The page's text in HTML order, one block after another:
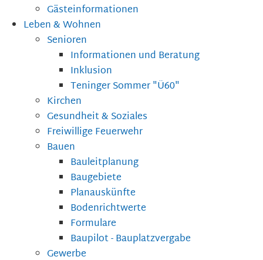
Gästeinformationen
Leben & Wohnen
Senioren
Informationen und Beratung
Inklusion
Teninger Sommer "Ü60"
Kirchen
Gesundheit & Soziales
Freiwillige Feuerwehr
Bauen
Bauleitplanung
Baugebiete
Planauskünfte
Bodenrichtwerte
Formulare
Baupilot - Bauplatzvergabe
Gewerbe